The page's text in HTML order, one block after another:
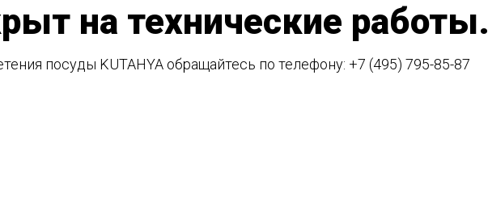
на технические работы.
посуды KUTAHYA обращайтесь по телефону: +7 (495) 795-85-87